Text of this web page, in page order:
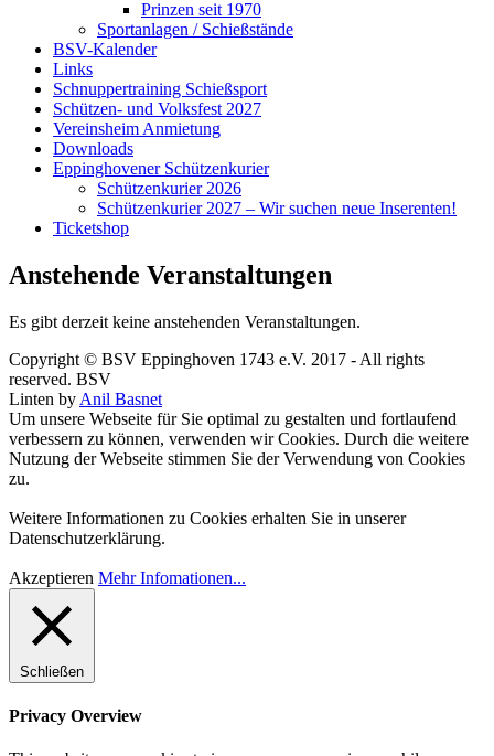
Prinzen seit 1970
Sportanlagen / Schießstände
BSV-Kalender
Links
Schnuppertraining Schießsport
Schützen- und Volksfest 2027
Vereinsheim Anmietung
Downloads
Eppinghovener Schützenkurier
Schützenkurier 2026
Schützenkurier 2027 – Wir suchen neue Inserenten!
Ticketshop
Anstehende Veranstaltungen
Es gibt derzeit keine anstehenden Veranstaltungen.
Copyright © BSV Eppinghoven 1743 e.V. 2017 - All rights
reserved. BSV
Linten by Anil Basnet
Um unsere Webseite für Sie optimal zu gestalten und fortlaufend
verbessern zu können, verwenden wir Cookies. Durch die weitere
Nutzung der Webseite stimmen Sie der Verwendung von Cookies
zu.
Weitere Informationen zu Cookies erhalten Sie in unserer
Datenschutzerklärung.
Akzeptieren Mehr Infomationen...
Schließen
Privacy Overview